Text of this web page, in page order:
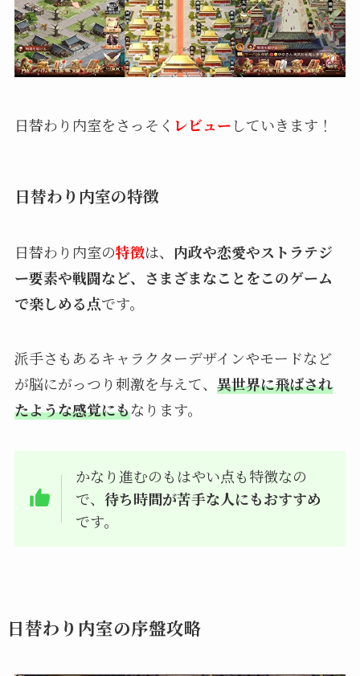
日替わり内室をさっそく レビューしていきます！
日替わり内室の特徴
日替わり内室の特徴は、 内政や恋愛やストラテジ
ー要素や戦闘など、さまざまなことをこのゲーム
で楽しめる点です。
派手さもあるキャラクターデザインやモードなど
が脳にがっつり刺激を与えて、 異世界に飛ばされ
たような感覚にもなります。
かなり進むのもはやい点も特徴なの
で、待ち時間が苦手な人にもおすすめ
です。
日替わり内室の序盤攻略